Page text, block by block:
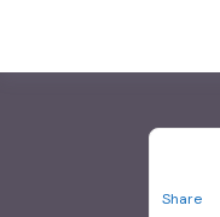
Share